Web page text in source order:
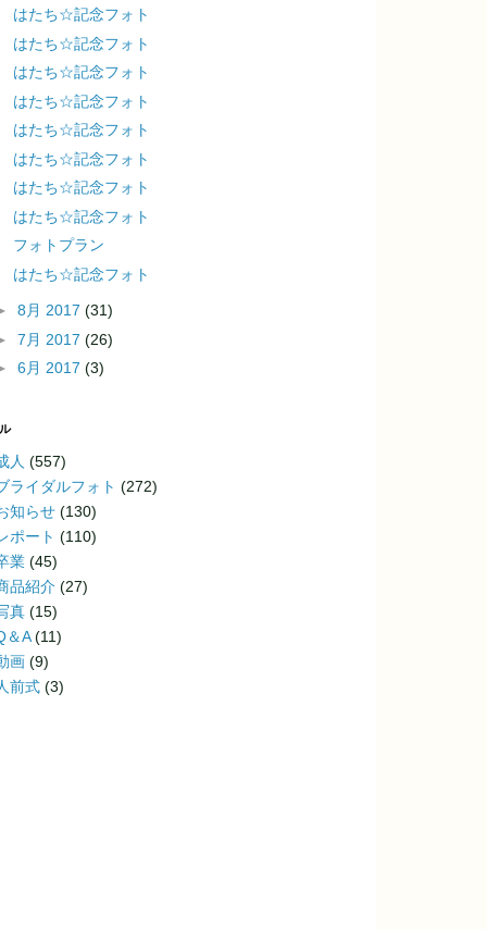
はたち☆記念フォト
はたち☆記念フォト
はたち☆記念フォト
はたち☆記念フォト
はたち☆記念フォト
はたち☆記念フォト
はたち☆記念フォト
はたち☆記念フォト
フォトプラン
はたち☆記念フォト
8月 2017 (31)
7月 2017 (26)
6月 2017 (3)
人 (557)
ライダルフォト (272)
知らせ (130)
ポート (110)
業 (45)
品紹介 (27)
真 (15)
＆A(11)
画 (9)
前式 (3)